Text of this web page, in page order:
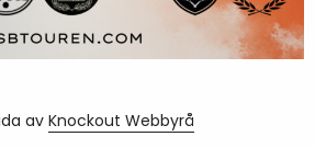
av Knockout Webbyrå